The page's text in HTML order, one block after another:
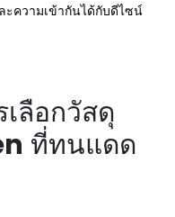
ะความเข้ากันได้กับดีไซน์
ลือกวัสดุ
ที่ทนแดด